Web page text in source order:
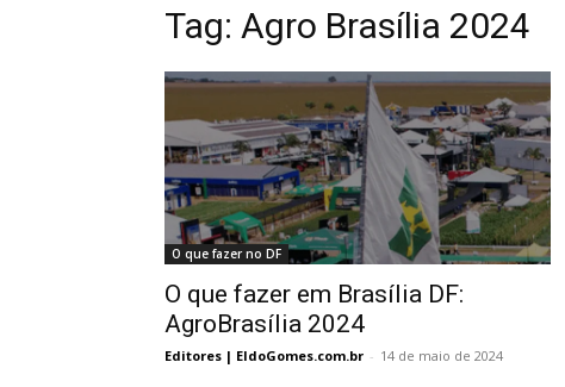
Tag: Agro Brasília 2024
O que fazer no DF
O que fazer em Brasília DF:
AgroBrasília 2024
Editores | EldoGomes.com.br - 14 de maio de 2024